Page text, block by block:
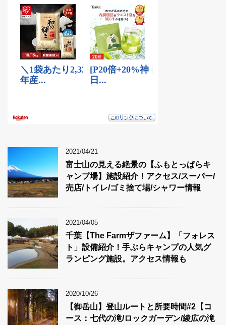
2021/04/21
富士山の見える絶景の【ふもとっぱらキ
ャンプ場】施設紹介！アクセス/スーパー/
売店/トイレ/ゴミ捨て場/シャワー情報
2021/04/05
千葉【The Farmザファーム】「フォレス
ト」設備紹介！手ぶらキャンプの人気グ
ランピング施設。アクセス情報も
2020/10/26
【御岳山】登山ルートと所要時間#2【コ
ース：七代の滝/ロックガーデン/綾広の滝